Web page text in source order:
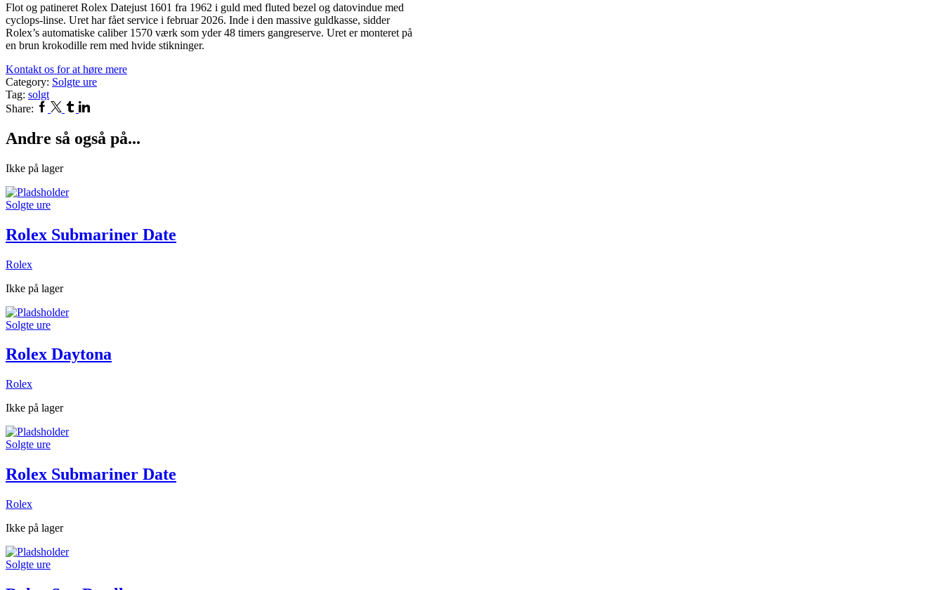
Flot og patineret Rolex Datejust 1601 fra 1962 i guld med fluted bezel og datovindue med
cyclops-linse. Uret har fået service i februar 2026. Inde i den massive guldkasse, sidder
Rolex’s automatiske caliber 1570 værk som yder 48 timers gangreserve. Uret er monteret på
en brun krokodille rem med hvide stikninger.
Kontakt os for at høre mere
Category: Solgte ure
Tag: solgt
Share: Facebook
Twitter
TumblrLinkedin
Andre så også på...
Ikke på lager
Solgte ure
Rolex Submariner Date
Rolex
Ikke på lager
Solgte ure
Rolex Daytona
Rolex
Ikke på lager
Solgte ure
Rolex Submariner Date
Rolex
Ikke på lager
Solgte ure